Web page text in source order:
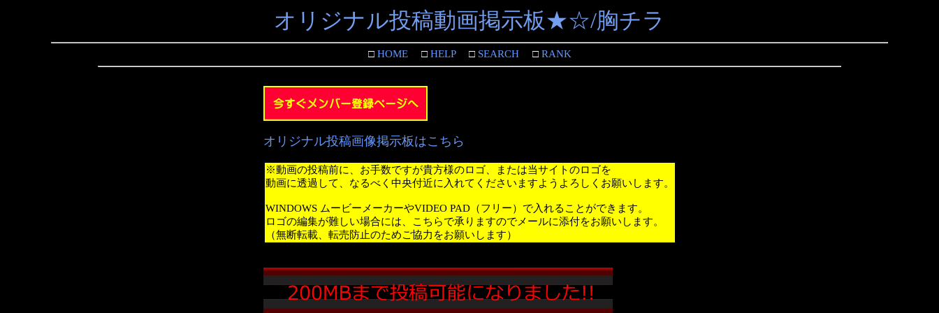
オリジナル投稿動画掲示板★☆/胸チラ
□HOME□HELP□SEARCH□RANK
オリジナル投稿画像掲示板はこちら
※動画の投稿前に、お手数ですが貴方様のロゴ、または当サイトのロゴを
動画に透過して、なるべく中央付近に入れてくださいますようよろしくお願いします。
WINDOWS ムービーメーカーやVIDEO PAD（フリー）で入れることができます。
ロゴの編集が難しい場合には、こちらで承りますのでメールに添付をお願いします。
（無断転載、転売防止のためご協力をお願いします）